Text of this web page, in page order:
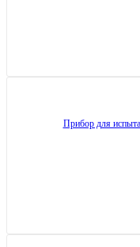
Прибор для